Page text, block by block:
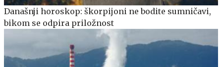
Današnji horoskop: škorpijoni ne bodite sumničavi,
bikom se odpira priložnost